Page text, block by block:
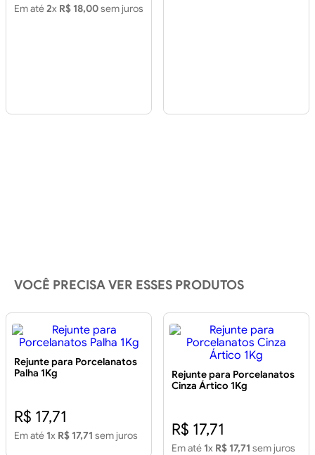
Em até2x R$ 18,00sem juros
VOCÊ PRECISA VER ESSES PRODUTOS
Rejunte para Porcelanatos
Palha 1Kg
R$ 17,71
Em até 1x R$ 17,71 sem juros
Rejunte para Porcelanatos
Cinza Ártico 1Kg
R$ 17,71
Em até 1x R$ 17,71 sem juros